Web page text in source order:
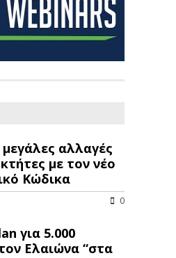
αλλαγές
με τον νέο
Κώδικα
0
για 5.000
Ελαιώνα “στα